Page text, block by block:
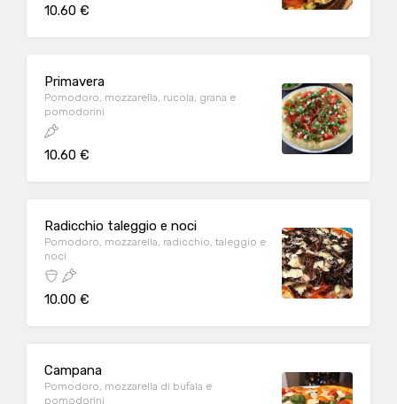
10.60 €
Primavera
Pomodoro, mozzarella, rucola, grana e
pomodorini
10.60 €
Radicchio taleggio e noci
Pomodoro, mozzarella, radicchio, taleggio e
noci
10.00 €
Campana
Pomodoro, mozzarella di bufala e
pomodorini